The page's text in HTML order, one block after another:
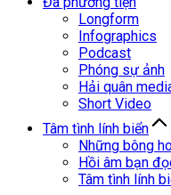
Longform
Infographics
Podcast
Phóng sự ảnh
Hải quân
Short Video
Tâm tình lính biển
Những bông
Hồi âm bạn
Tâm tình lính